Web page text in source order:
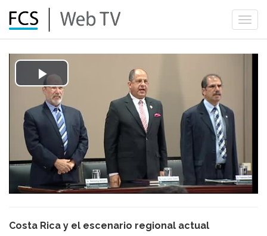
Play
Video
Costa Rica y el escenario regional actual